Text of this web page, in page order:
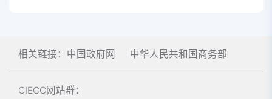
相关链接： 中国政府网 中华人民共和国商务部
CIECC网站群：